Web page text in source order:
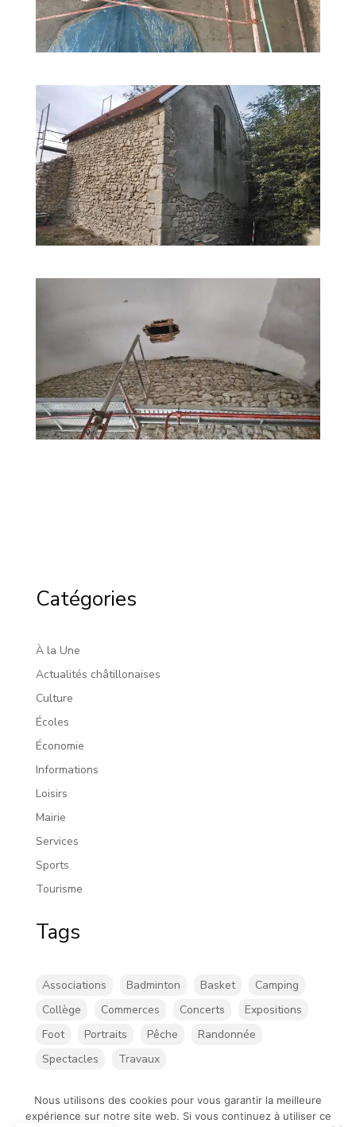
Catégories
À la Une
Actualités châtillonaises
Culture
Écoles
Économie
Informations
Loisirs
Mairie
Services
Sports
Tourisme
Tags
Associations Badminton Basket
Camping
Collège
Commerces Concerts
Expositions
Foot
Portraits Pêche
Randonnée
Spectacles
Travaux
Nous utilisons des cookies pour vous garantir la meilleure
expérience sur notre site web. Si vous continuez à utiliser ce